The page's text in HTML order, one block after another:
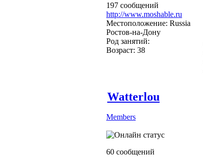
197 сообщений
http://www.moshable.ru
Местоположение: Russia
Ростов-на-Дону
Род занятий:
Возраст: 38
Watterlou
Members
60 сообщений